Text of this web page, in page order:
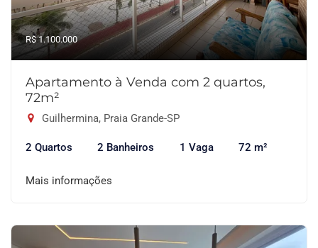
R$ 1.100.000
Apartamento à Venda com 2 quartos,
72m²
Guilhermina, Praia Grande-SP
2 Quartos 2 Banheiros 1 Vaga 72 m²
Mais informações